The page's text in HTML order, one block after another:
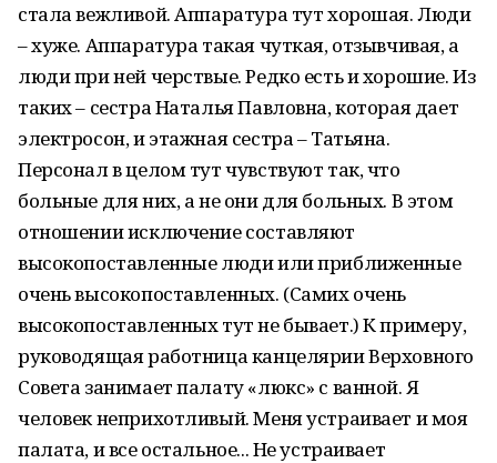
стала вежливой. Аппаратура тут хорошая. Люди
– хуже. Аппаратура такая чуткая, отзывчивая, а
люди при ней черствые. Редко есть и хорошие. Из
таких – сестра Наталья Павловна, которая дает
электросон, и этажная сестра – Татьяна.
Персонал в целом тут чувствуют так, что
больные для них, а не они для больных. В этом
отношении исключение составляют
высокопоставленные люди или приближенные
очень высокопоставленных. (Самих очень
высокопоставленных тут не бывает.) К примеру,
руководящая работница канцелярии Верховного
Совета занимает палату «люкс» с ванной. Я
человек неприхотливый. Меня устраивает и моя
палата, и все остальное... Не устраивает